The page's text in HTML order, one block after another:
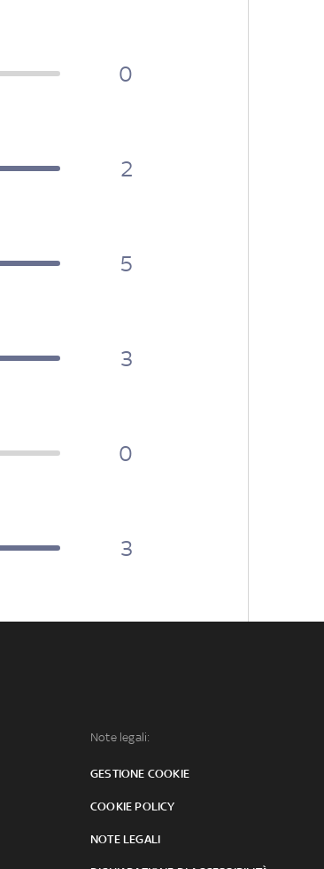
0
2
5
3
0
3
Note legali:
GESTIONE COOKIE
COOKIE POLICY
NOTE LEGALI